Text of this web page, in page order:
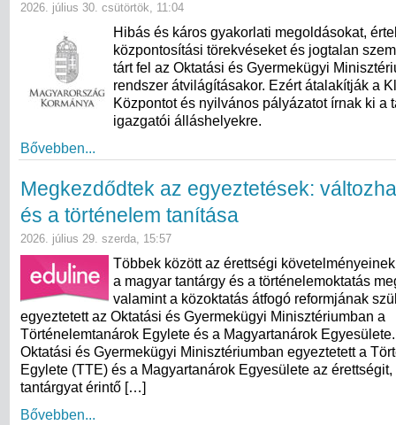
2026. július 30. csütörtök, 11:04
Hibás és káros gyakorlati megoldásokat,
központosítási törekvéseket és jogtalan
tárt fel az Oktatási és Gyermekügyi
rendszer átvilágításakor. Ezért átalakítják a
Központot és nyilvános pályázatot írnak ki a
igazgatói álláshelyekre.
Bővebben...
Megkezdődtek az egyeztetések:
és a történelem tanítása
2026. július 29. szerda, 15:57
Többek között az érettségi
a magyar tantárgy és a történelemoktatás
valamint a közoktatás átfogó reformjának
egyeztetett az Oktatási és Gyermekügyi Minisztériumban a
Történelemtanárok Egylete és a Magyartanárok
Oktatási és Gyermekügyi Minisztériumban egyeztetett a
Egylete (TTE) és a Magyartanárok Egyesülete az
tantárgyat érintő […]
Bővebben...